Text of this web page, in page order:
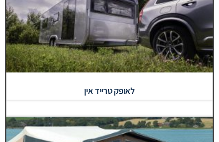
לאופק טרייד אין